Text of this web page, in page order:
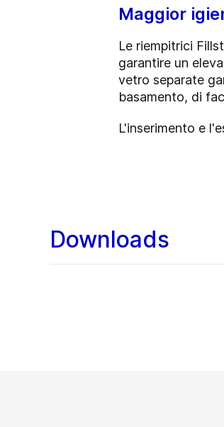
Maggior
Le riempitrici
garantire un
vetro separate
basamento, di
L'inserimento e
Downloads